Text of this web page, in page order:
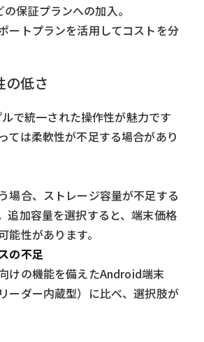
保証プランへの加入。
ートプランを活用してコストを分
の低さ
で統一された操作性が魅力です
ては柔軟性が不足する場合があり
場合、ストレージ容量が不足する
追加容量を選択すると、端末価格
能性があります。
の不足
けの機能を備えたAndroid端末
ーダー内蔵型）に比べ、選択肢が